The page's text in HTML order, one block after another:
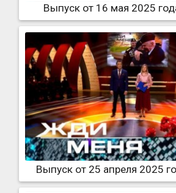
Выпуск от 16 мая 2025
Выпуск от 25 апреля 2025